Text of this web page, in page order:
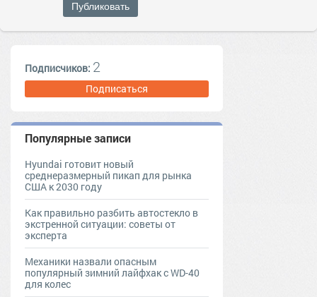
Публиковать
Подписчиков: 2
Подписаться
Популярные записи
Hyundai готовит новый
среднеразмерный пикап для рынка
США к 2030 году
Как правильно разбить автостекло в
экстренной ситуации: советы от
эксперта
Механики назвали опасным
популярный зимний лайфхак с WD-40
для колес